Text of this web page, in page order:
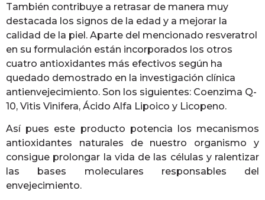
También contribuye a retrasar de manera muy
destacada los signos de la edad y a mejorar la
calidad de la piel. Aparte del mencionado resveratrol
en su formulación están incorporados los otros
cuatro antioxidantes más efectivos según ha
quedado demostrado en la investigación clínica
antienvejecimiento. Son los siguientes: Coenzima Q-
10, Vitis Vinifera, Ácido Alfa Lipoico y Licopeno.
Así pues este producto potencia los mecanismos
antioxidantes naturales de nuestro organismo y
consigue prolongar la vida de las células y ralentizar
las bases moleculares responsables del
envejecimiento.